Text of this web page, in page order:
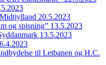
20.5.2023
og spisning” 13.5.2023
13.5.2023
til Letbanen og H.C.